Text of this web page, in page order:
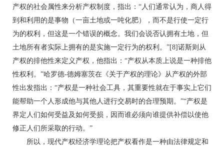
产权的社会属性来分析产权制度，指出：“人们通常认为，商人得
到和利用的是事物（一亩土地或一吨化肥），而不是行使一定行
为的权利，但这是一个错误的概念。我们会说否认拥有土地，但
土地所有者实际上拥有的是实施一定行为的权利。”[8]诺斯则从
产权的排他性来定义产权，他指出：“产权从本质上说是一种排他
性权利。”哈罗德-德姆塞茨在《关于产权的理论》从产权的外部
性出发指出：“产权是一种社会工具，其重要性就在于事实上它们
能帮助一个人形成他与其他人进行交易时的合理预期。”“产权是
界定人们如何受益及如何受损，因而谁必须向谁提供补偿以使他
修正人们所采取的行动。”
所以，现代产权经济学理论把产权看作是一种由法律规定和